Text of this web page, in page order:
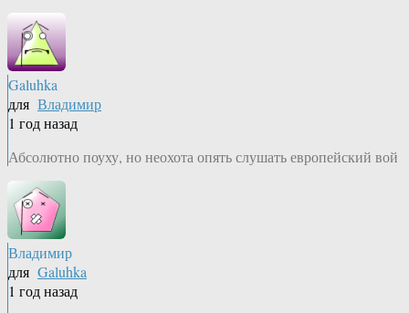
Galuhka
для Владимир
1 год назад
Абсолютно поуху, но неохота опять слушать европейский вой
Владимир
для Galuhka
1 год назад